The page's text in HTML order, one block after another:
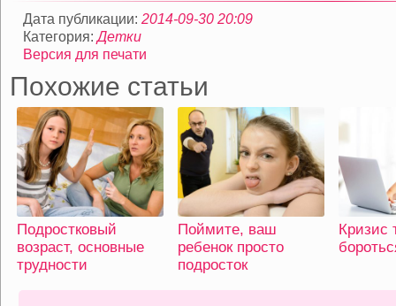
Дата публикации: 2014-09-30 20:09
Категория:Детки
Версия для печати
Похожие статьи
Подростковый
возраст, основные
трудности
Поймите, ваш
ребенок просто
подросток
Кризис